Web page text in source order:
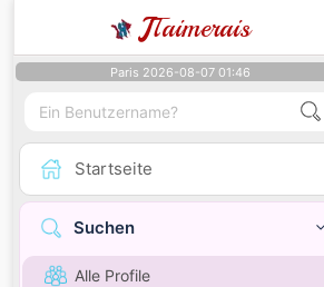
JTaimerais
Paris 2026-08-07 01:46
Startseite
Suchen
Alle Profile